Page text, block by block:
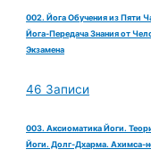
002. Йога Обучения из Пяти
Йога-Передача Знания от
Экзамена
46 Записи
003. Аксиоматика Йоги.
Йоги. Долг-Дхарма. Ахимса-